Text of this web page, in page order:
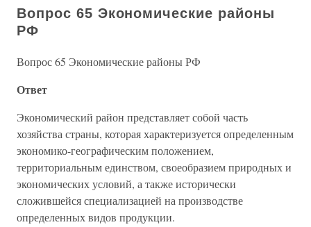
Вопрос 65 Экономические районы
РФ
Вопрос 65 Экономические районы РФ
Ответ
Экономический район представляет собой часть
хозяйства страны, которая характеризуется определенным
экономико-географическим положением,
территориальным единством, своеобразием природных и
экономических условий, а также исторически
сложившейся специализацией на производстве
определенных видов продукции.